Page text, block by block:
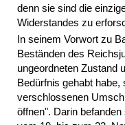
denn sie sind die
Widerstandes zu
In seinem Vorwort zu
Beständen des
ungeordneten Zustand
Bedürfnis gehabt
verschlossenen
öffnen". Darin